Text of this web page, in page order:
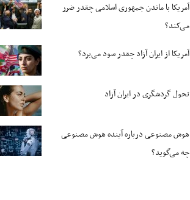
آمریکا با ماندن جمهوری اسلامی چقدر ضرر
می‌کند؟
آمریکا از ایران آزاد چقدر سود می‌برد؟
تحول گردشگری در ایران آزاد
هوش مصنوعی درباره آینده هوش مصنوعی
چه می‌گوید؟